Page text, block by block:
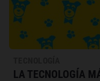
LA TECNOLOGÍA